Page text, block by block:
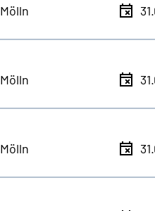
Mölln
Mölln
Mölln